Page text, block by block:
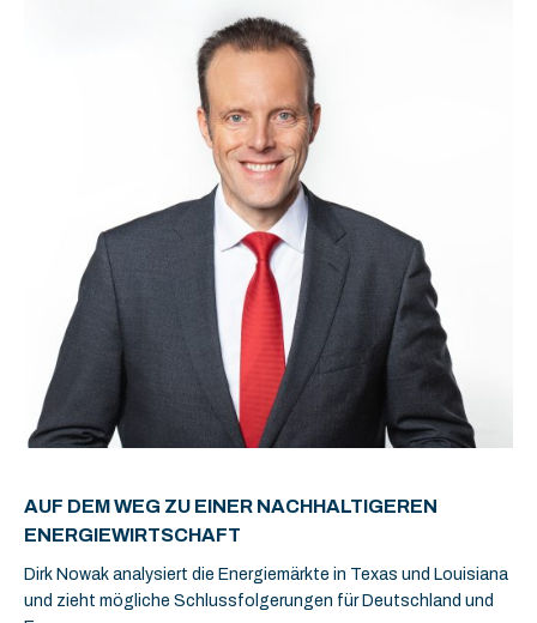
AUF DEM WEG ZU EINER NACHHALTIGEREN
ENERGIEWIRTSCHAFT
Dirk Nowak analysiert die Energiemärkte in Texas und Louisiana
und zieht mögliche Schlussfolgerungen für Deutschland und